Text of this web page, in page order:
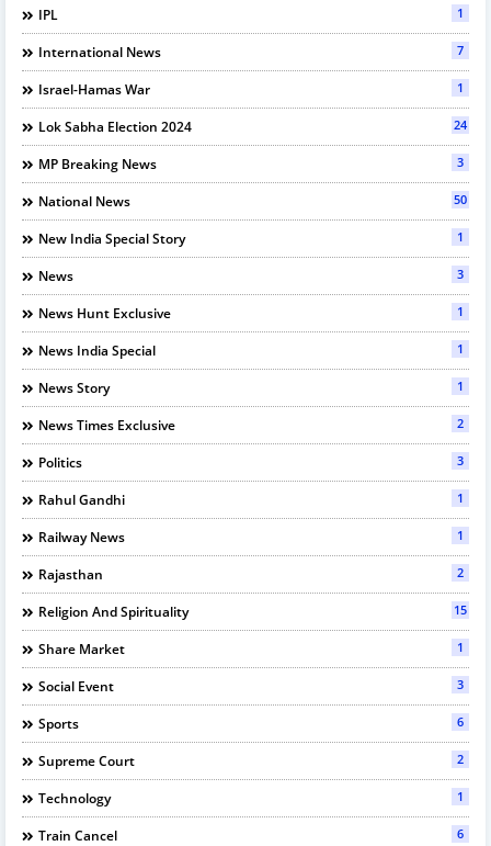
IPL 1
International News 7
Israel-Hamas War 1
Lok Sabha Election 2024 24
MP Breaking News 3
National News 50
New India Special Story 1
News 3
News Hunt Exclusive 1
News India Special 1
News Story 1
News Times Exclusive 2
Politics 3
Rahul Gandhi 1
Railway News 1
Rajasthan 2
Religion And Spirituality 15
Share Market 1
Social Event 3
Sports 6
Supreme Court 2
Technology 1
Train Cancel 6